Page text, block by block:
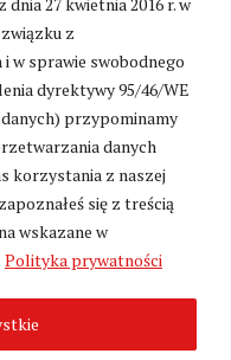
z
w sprawie swobodnego
dyrektywy 95/46/WE
przypominamy
danych
korzystania z naszej
się z treścią
wskazane w
Polityka prywatności
cookies